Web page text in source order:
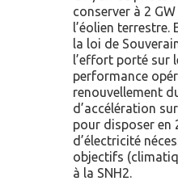
conserver à 2
l’éolien
la loi de
l’effort porté sur
performance
renouvellement
d’accélération
pour disposer en
d’électricité
objectifs
à la SNH2.